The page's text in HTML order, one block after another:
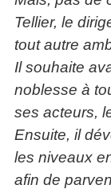
Tellier, le
tout autre
Il souhaite
noblesse à
ses acteurs,
Ensuite, il
les niveaux
afin de